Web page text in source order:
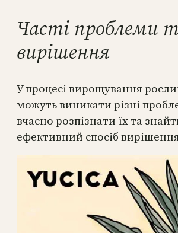
Часті проблеми
вирішення
У процесі вирощування
можуть виникати різні
вчасно розпізнати їх та
ефективний спосіб